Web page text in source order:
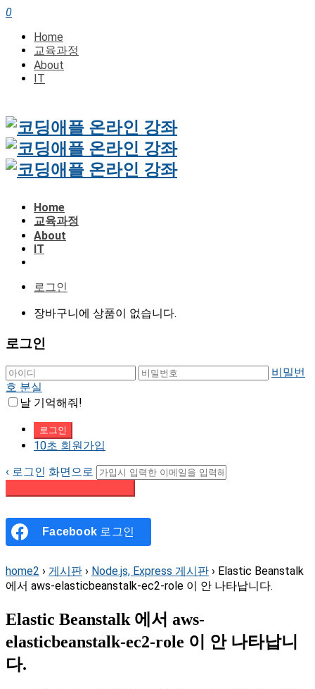
0
Home
교육과정
About
IT
Home
교육과정
About
IT
로그인
장바구니에 상품이 없습니다.
로그인
비밀번
호 분실
날 기억해줘!
10초 회원가입
‹ 로그인 화면으로
Facebook 로그인
home2 › 게시판 › Node.js, Express 게시판 › Elastic Beanstalk
에서 aws-elasticbeanstalk-ec2-role 이 안 나타납니다.
Elastic Beanstalk 에서 aws-
elasticbeanstalk-ec2-role 이 안 나타납니
다.